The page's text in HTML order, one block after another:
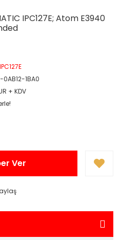
IPC127E; Atom E3940
0AB12-1BA0
+ KDV
Ver